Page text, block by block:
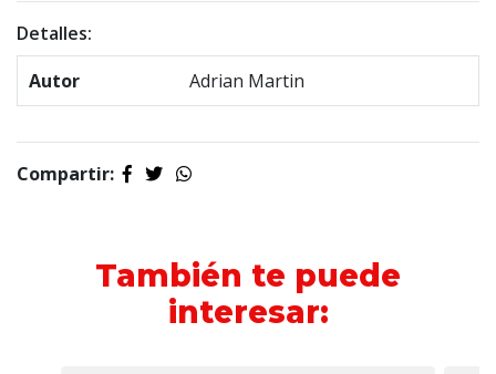
Detalles:
Autor
Adrian Martin
Compartir:
También te puede
interesar: